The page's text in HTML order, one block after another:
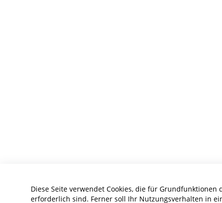
Diese Seite verwendet Cookies, die für Grundfunktionen
erforderlich sind. Ferner soll Ihr Nutzungsverhalten in